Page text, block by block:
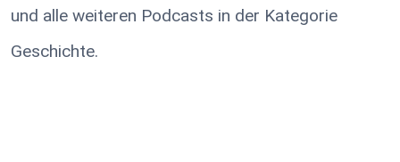
und alle weiteren Podcasts in der Kategorie
Geschichte.